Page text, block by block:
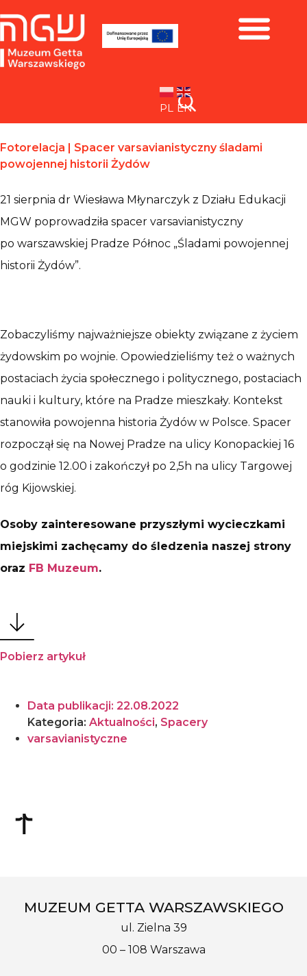
PL EN
Fotorelacja | Spacer varsavianistyczny śladami
powojennej historii Żydów
21 sierpnia dr Wiesława Młynarczyk z Działu Edukacji
MGW poprowadziła spacer varsavianistyczny
po warszawskiej Pradze Północ „Śladami powojennej
historii Żydów”.
Zobaczyliśmy najważniejsze obiekty związane z życiem
żydowskim po wojnie. Opowiedzieliśmy też o ważnych
postaciach życia społecznego i politycznego, postaciach
nauki i kultury, które na Pradze mieszkały. Kontekst
stanowiła powojenna historia Żydów w Polsce. Spacer
rozpoczął się na Nowej Pradze na ulicy Konopackiej 16
o godzinie 12.00 i zakończył po 2,5h na ulicy Targowej
róg Kijowskiej.
Osoby zainteresowane przyszłymi wycieczkami
miejskimi zachęcamy do śledzenia naszej strony
oraz FB Muzeum.
Pobierz artykuł
Data publikacji: 22.08.2022
Kategoria: Aktualności, Spacery
varsavianistyczne
MUZEUM GETTA WARSZAWSKIEGO
ul. Zielna 39
00 – 108 Warszawa